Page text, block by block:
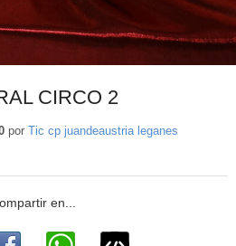
CIRCO 2
por Tic cp juandeaustria leganes